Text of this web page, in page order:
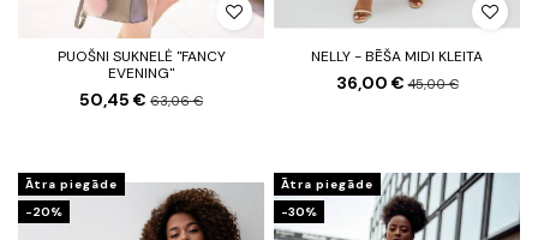
PUOŠNI SUKNELĖ "FANCY
EVENING"
50,45 € 63,06 €
NELLY - BĒŠA MIDI KLEITA
36,00 €45,00 €
Ātra piegāde
-20%
Ātra piegāde
-30%